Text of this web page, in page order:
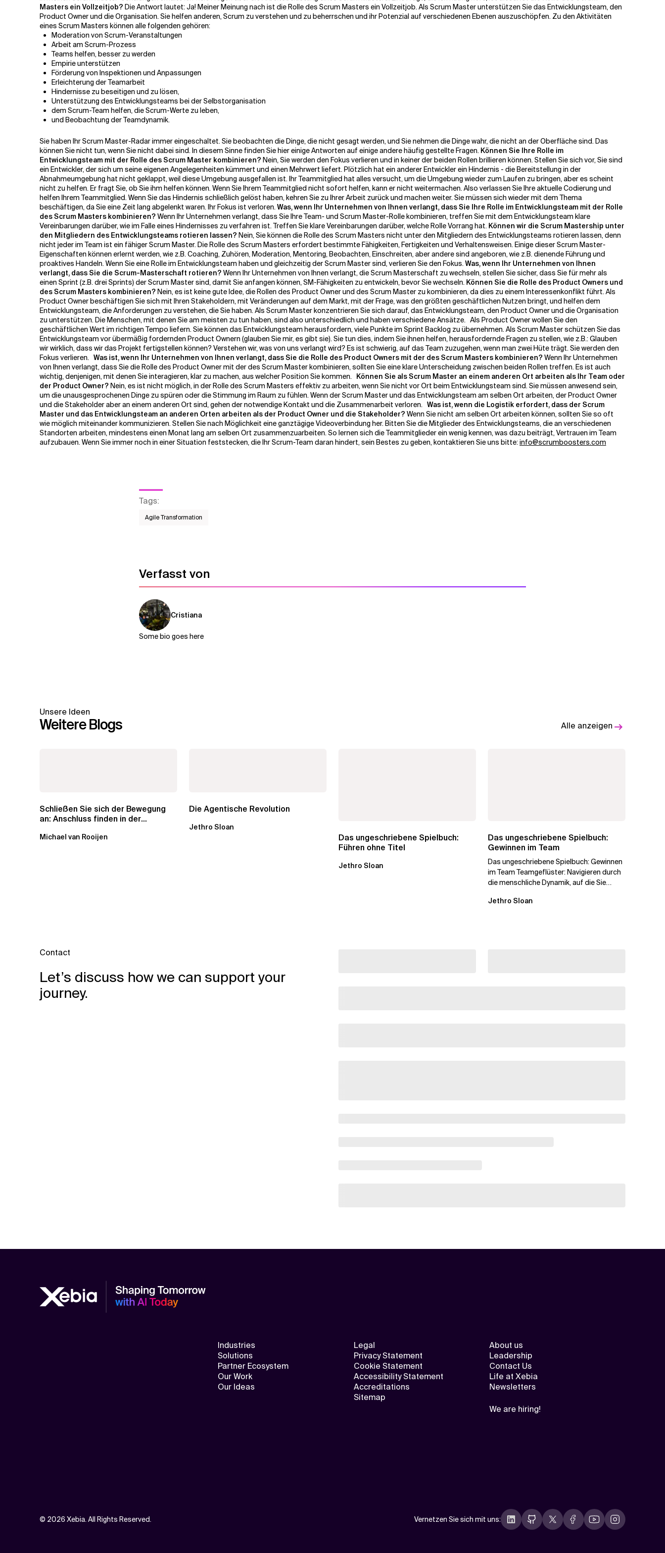
Verwandte Themen
Masters ein Vollzeitjob? Die Antwort lautet: Ja! Meiner Meinung nach ist die Rolle des Scrum Masters ein Vollzeitjob. Als Scrum Master unterstützen Sie das Entwicklungsteam, den
Product Owner und die Organisation. Sie helfen anderen, Scrum zu verstehen und zu beherrschen und ihr Potenzial auf verschiedenen Ebenen auszuschöpfen. Zu den Aktivitäten
eines Scrum Masters können alle folgenden gehören:
Moderation von Scrum-Veranstaltungen
Arbeit am Scrum-Prozess
Teams helfen, besser zu werden
Empirie unterstützen
Förderung von Inspektionen und Anpassungen
Erleichterung der Teamarbeit
Hindernisse zu beseitigen und zu lösen,
Unterstützung des Entwicklungsteams bei der Selbstorganisation
dem Scrum-Team helfen, die Scrum-Werte zu leben,
und Beobachtung der Teamdynamik.
Sie haben Ihr Scrum Master-Radar immer eingeschaltet. Sie beobachten die Dinge, die nicht gesagt werden, und Sie nehmen die Dinge wahr, die nicht an der Oberfläche sind. Das
können Sie nicht tun, wenn Sie nicht dabei sind.In diesem Sinne finden Sie hier einige Antworten auf einige andere häufig gestellte Fragen. Können Sie Ihre Rolle im
Entwicklungsteam mit der Rolle des Scrum Master kombinieren? Nein, Sie werden den Fokus verlieren und in keiner der beiden Rollen brillieren können.Stellen Sie sich vor, Sie sind
ein Entwickler, der sich um seine eigenen Angelegenheiten kümmert und einen Mehrwert liefert. Plötzlich hat ein anderer Entwickler ein Hindernis - die Bereitstellung in der
Abnahmeumgebung hat nicht geklappt, weil diese Umgebung ausgefallen ist. Ihr Teammitglied hat alles versucht, um die Umgebung wieder zum Laufen zu bringen, aber es scheint
nicht zu helfen. Er fragt Sie, ob Sie ihm helfen können. Wenn Sie Ihrem Teammitglied nicht sofort helfen, kann er nicht weitermachen. Also verlassen Sie Ihre aktuelle Codierung und
helfen Ihrem Teammitglied. Wenn Sie das Hindernis schließlich gelöst haben, kehren Sie zu Ihrer Arbeit zurück und machen weiter. Sie müssen sich wieder mit dem Thema
beschäftigen, da Sie eine Zeit lang abgelenkt waren. Ihr Fokus ist verloren.Was, wenn Ihr Unternehmen von Ihnen verlangt, dass Sie Ihre Rolle im Entwicklungsteam mit der Rolle
des Scrum Masters kombinieren? Wenn Ihr Unternehmen verlangt, dass Sie Ihre Team- und Scrum Master-Rolle kombinieren, treffen Sie mit dem Entwicklungsteam klare
Vereinbarungen darüber, wie im Falle eines Hindernisses zu verfahren ist. Treffen Sie klare Vereinbarungen darüber, welche Rolle Vorrang hat. Können wir die Scrum Mastership unter
den Mitgliedern des Entwicklungsteams rotieren lassen? Nein, Sie können die Rolle des Scrum Masters nicht unter den Mitgliedern des Entwicklungsteams rotieren lassen, denn
nicht jeder im Team ist ein fähiger Scrum Master. Die Rolle des Scrum Masters erfordert bestimmte Fähigkeiten, Fertigkeiten und Verhaltensweisen. Einige dieser Scrum Master-
Eigenschaften können erlernt werden, wie z.B. Coaching, Zuhören, Moderation, Mentoring, Beobachten, Einschreiten, aber andere sind angeboren, wie z.B. dienende Führung und
proaktives Handeln. Wenn Sie eine Rolle im Entwicklungsteam haben und gleichzeitig der Scrum Master sind, verlieren Sie den Fokus.Was, wenn Ihr Unternehmen von Ihnen
verlangt, dass Sie die Scrum-Masterschaft rotieren? Wenn Ihr Unternehmen von Ihnen verlangt, die Scrum Masterschaft zu wechseln, stellen Sie sicher, dass Sie für mehr als
einen Sprint (z.B. drei Sprints) der Scrum Master sind, damit Sie anfangen können, SM-Fähigkeiten zu entwickeln, bevor Sie wechseln. Können Sie die Rolle des Product Owners und
des Scrum Masters kombinieren? Nein, es ist keine gute Idee, die Rollen des Product Owner und des Scrum Master zu kombinieren, da dies zu einem Interessenkonflikt führt.Als
Product Owner beschäftigen Sie sich mit Ihren Stakeholdern, mit Veränderungen auf dem Markt, mit der Frage, was den größten geschäftlichen Nutzen bringt, und helfen dem
Entwicklungsteam, die Anforderungen zu verstehen, die Sie haben. Als Scrum Master konzentrieren Sie sich darauf, das Entwicklungsteam, den Product Owner und die Organisation
zu unterstützen. Die Menschen, mit denen Sie am meisten zu tun haben, sind also unterschiedlich und haben verschiedene Ansätze. Als Product Owner wollen Sie den
geschäftlichen Wert im richtigen Tempo liefern. Sie können das Entwicklungsteam herausfordern, viele Punkte im Sprint Backlog zu übernehmen. Als Scrum Master schützen Sie das
Entwicklungsteam vor übermäßig fordernden Product Ownern (glauben Sie mir, es gibt sie). Sie tun dies, indem Sie ihnen helfen, herausfordernde Fragen zu stellen, wie z.B.: Glauben
wir wirklich, dass wir das Projekt fertigstellen können? Verstehen wir, was von uns verlangt wird? Es ist schwierig, auf das Team zuzugehen, wenn man zwei Hüte trägt. Sie werden den
Fokus verlieren. Was ist, wenn Ihr Unternehmen von Ihnen verlangt, dass Sie die Rolle des Product Owners mit der des Scrum Masters kombinieren? Wenn Ihr Unternehmen
von Ihnen verlangt, dass Sie die Rolle des Product Owner mit der des Scrum Master kombinieren, sollten Sie eine klare Unterscheidung zwischen beiden Rollen treffen. Es ist auch
wichtig, denjenigen, mit denen Sie interagieren, klar zu machen, aus welcher Position Sie kommen. Können Sie als Scrum Master an einem anderen Ort arbeiten als Ihr Team oder
der Product Owner? Nein, es ist nicht möglich, in der Rolle des Scrum Masters effektiv zu arbeiten, wenn Sie nicht vor Ort beim Entwicklungsteam sind. Sie müssen anwesend sein,
um die unausgesprochenen Dinge zu spüren oder die Stimmung im Raum zu fühlen. Wenn der Scrum Master und das Entwicklungsteam am selben Ort arbeiten, der Product Owner
und die Stakeholder aber an einem anderen Ort sind, gehen der notwendige Kontakt und die Zusammenarbeit verloren. Was ist, wenn die Logistik erfordert, dass der Scrum
Master und das Entwicklungsteam an anderen Orten arbeiten als der Product Owner und die Stakeholder? Wenn Sie nicht am selben Ort arbeiten können, sollten Sie so oft
wie möglich miteinander kommunizieren. Stellen Sie nach Möglichkeit eine ganztägige Videoverbindung her. Bitten Sie die Mitglieder des Entwicklungsteams, die an verschiedenen
Standorten arbeiten, mindestens einen Monat lang am selben Ort zusammenzuarbeiten. So lernen sich die Teammitglieder ein wenig kennen, was dazu beiträgt, Vertrauen im Team
aufzubauen.Wenn Sie immer noch in einer Situation feststecken, die Ihr Scrum-Team daran hindert, sein Bestes zu geben, kontaktieren Sie uns bitte:info@scrumboosters.com
Tags:
Agile Transformation
Verfasst von
Cristiana
Some bio goes here
Unsere Ideen
Weitere Blogs Alle anzeigen
Schließen Sie sich der Bewegung
an: Anschluss finden in der
Michael van Rooijen
Die Agentische Revolution
Jethro Sloan
Das ungeschriebene Spielbuch:
Führen ohne Titel
Jethro Sloan
Das ungeschriebene Spielbuch:
Gewinnen im Team
Das ungeschriebene Spielbuch: Gewinnen
im Team Teamgeflüster: Navigieren durch
die menschliche Dynamik, auf die Sie
Jethro Sloan
Contact
Let’s discuss how we can support your
journey.
Industries
Solutions
Partner Ecosystem
Our Work
Our Ideas
Legal
Privacy Statement
Cookie Statement
Accessibility Statement
Accreditations
Sitemap
About us
Leadership
Contact Us
Life at Xebia
Newsletters
We are hiring!
© 2026 Xebia. All Rights Reserved. Vernetzen Sie sich mit uns: